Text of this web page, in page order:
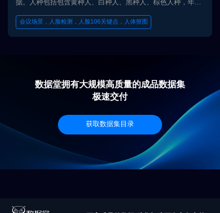
据。人种包括包含黄种人、白种人、黑种人、棕色人种，年龄
厅、图书馆、卧室等。在标注方面，一个人包含61-64张照
会议场景，人脸检测，人脸106关键点，人体抠图
数据堂拥有大规模高质量的成品数据集
极速交付
获取数据集目录